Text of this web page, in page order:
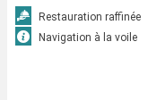
Restauration raffinée
Navigation à la voile